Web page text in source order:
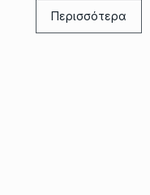
Περισσότερα